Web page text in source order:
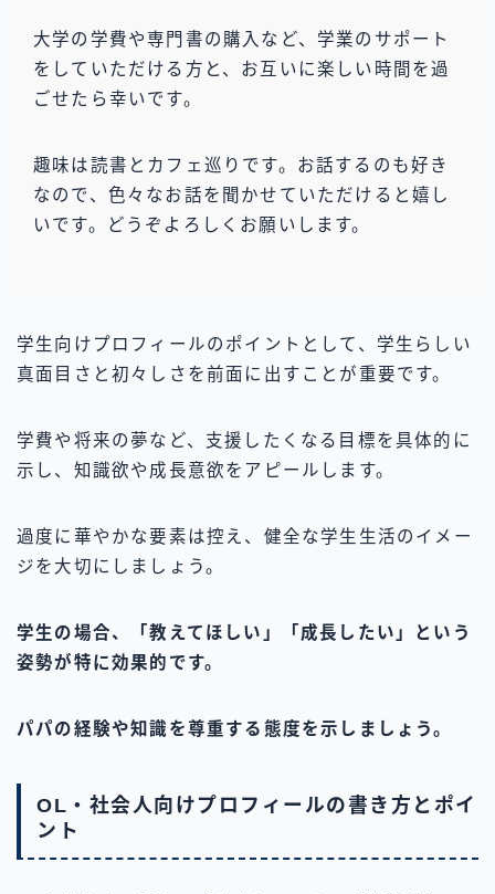
大学の学費や専門書の購入など、学業のサポート
をしていただける方と、お互いに楽しい時間を過
ごせたら幸いです。
趣味は読書とカフェ巡りです。お話するのも好き
なので、色々なお話を聞かせていただけると嬉し
いです。どうぞよろしくお願いします。
学生向けプロフィールのポイントとして、学生らしい
真面目さと初々しさを前面に出すことが重要です。
学費や将来の夢など、支援したくなる目標を具体的に
示し、知識欲や成長意欲をアピールします。
過度に華やかな要素は控え、健全な学生生活のイメー
ジを大切にしましょう。
学生の場合、「教えてほしい」「成長したい」という
姿勢が特に効果的です。
パパの経験や知識を尊重する態度を示しましょう。
OL・社会人向けプロフィールの書き方とポイ
ント